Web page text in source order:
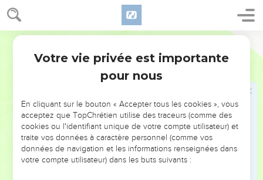
2 Timothée 3
10 De ton côté, tu as suivi de près mon enseignement, ma
conduite, mes projets, ma foi, ma patience, mon amour, ma
ainsi que les persécutions et les souffrances que j'ai
connues à Antioche, à Iconium, à Lystre. Quelles
délivré de toutes.
Du reste, tous ceux qui veulent vivre avec piété en Jésus-
Christ seront persécutés,
tandis que les hommes méchants et imposteurs
Votre vie privée est importante
pour nous
En cliquant sur le bouton « Accepter tous les cookies », vous
acceptez que TopChrétien utilise des traceurs (comme des
cookies ou l'identifiant unique de votre compte utilisateur) et
traite vos données à caractère personnel (comme vos
données de navigation et les informations renseignées dans
votre compte utilisateur) dans les buts suivants :